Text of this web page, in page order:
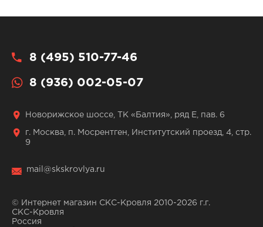
8 (495) 510-77-46
8 (936) 002-05-07
Новорижское шоссе, ТК «Балтия», ряд Е, пав. 6
г. Москва, п. Мосрентген, Институтский проезд, 4, стр.
9
mail@skskrovlya.ru
© Интернет магазин СКС-Кровля 2010-2026 г.г.
СКС-Кровля
Россия